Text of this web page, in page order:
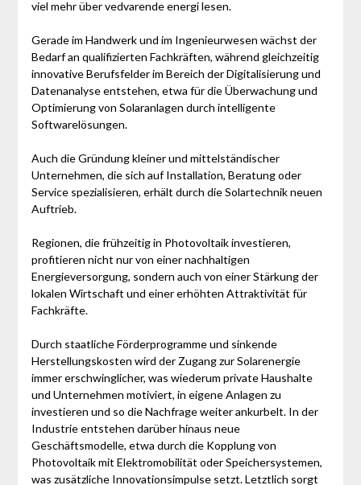
viel mehr über vedvarende energi lesen.
Gerade im Handwerk und im Ingenieurwesen wächst der
Bedarf an qualifizierten Fachkräften, während gleichzeitig
innovative Berufsfelder im Bereich der Digitalisierung und
Datenanalyse entstehen, etwa für die Überwachung und
Optimierung von Solaranlagen durch intelligente
Softwarelösungen.
Auch die Gründung kleiner und mittelständischer
Unternehmen, die sich auf Installation, Beratung oder
Service spezialisieren, erhält durch die Solartechnik neuen
Auftrieb.
Regionen, die frühzeitig in Photovoltaik investieren,
profitieren nicht nur von einer nachhaltigen
Energieversorgung, sondern auch von einer Stärkung der
lokalen Wirtschaft und einer erhöhten Attraktivität für
Fachkräfte.
Durch staatliche Förderprogramme und sinkende
Herstellungskosten wird der Zugang zur Solarenergie
immer erschwinglicher, was wiederum private Haushalte
und Unternehmen motiviert, in eigene Anlagen zu
investieren und so die Nachfrage weiter ankurbelt. In der
Industrie entstehen darüber hinaus neue
Geschäftsmodelle, etwa durch die Kopplung von
Photovoltaik mit Elektromobilität oder Speichersystemen,
was zusätzliche Innovationsimpulse setzt. Letztlich sorgt